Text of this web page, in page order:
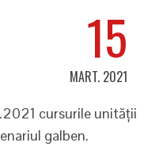
15
MART. 2021
cursurile unității
galben.